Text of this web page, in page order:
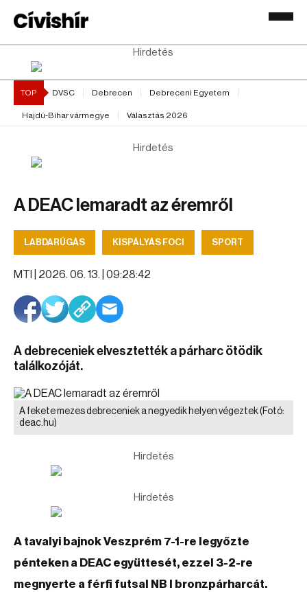
Hirdetés
TOP DVSC Debrecen Debreceni Egyetem
Hajdú-Bihar vármegye Választás 2026
Hirdetés
A DEAC lemaradt az éremről
LABDARÚGÁS KISPÁLYÁS FOCI SPORT
MTI | 2026. 06. 13. | 09:28:42
A debreceniek elvesztették a párharc ötödik
találkozóját.
A fekete mezes debreceniek a negyedik helyen végeztek(Fotó:
deac.hu)
Hirdetés
Hirdetés
A tavalyi bajnok Veszprém 7-1-re legyőzte
pénteken a DEAC együttesét, ezzel 3-2-re
megnyerte a férfi futsal NB I bronzpárharcát.